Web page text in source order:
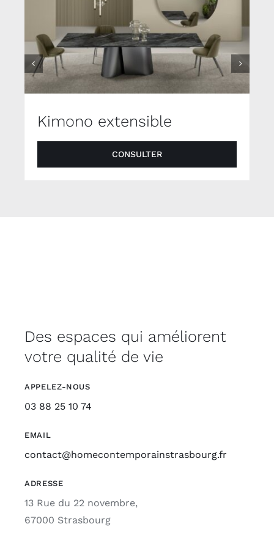
Kimono extensible
CONSULTER
Des espaces qui améliorent
votre qualité de vie
APPELEZ-NOUS
03 88 25 10 74
EMAIL
contact@homecontemporainstrasbourg.fr
ADRESSE
13 Rue du 22 novembre,
67000 Strasbourg